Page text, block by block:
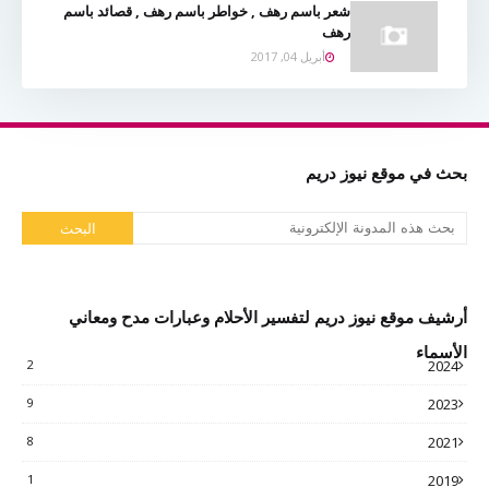
شعر باسم رهف , خواطر باسم رهف , قصائد باسم
رهف
أبريل 04, 2017
بحث في موقع نيوز دريم
أرشيف موقع نيوز دريم لتفسير الأحلام وعبارات مدح ومعاني
الأسماء
2024
2
2023
9
2021
8
2019
1